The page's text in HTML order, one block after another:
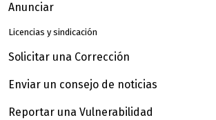
Anunciar
Licencias y sindicación
Solicitar una Corrección
Enviar un consejo de noticias
Reportar una Vulnerabilidad